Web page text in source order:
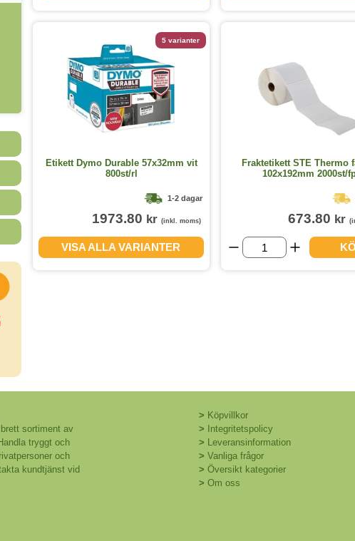
5 varianter
Etikett Dymo Durable 57x32mm vit
800st/rl
1-2 dagar
1973.80 kr (inkl. moms)
VISA ALLA VARIANTER
Fraktetikett STE Thermo
102x192mm 2000st/
673.80 kr
sortiment av
tryggt och
och
kundtjänst vid
> Köpvillkor
>
Integritetspolicy
> Leveransinformation
> Vanliga frågor
> Översikt kategorier
> Om oss